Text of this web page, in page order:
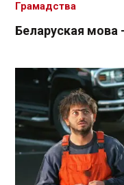
Беларуская мова
Грамадства